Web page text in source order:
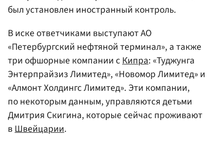
был установлен иностранный контроль.
В иске ответчиками выступают АО
«Петербургский нефтяной терминал», а также
три офшорные компании с Кипра: «Туджунга
Энтерпрайзиз Лимитед», «Новомор Лимитед» и
«Алмонт Холдингс Лимитед». Эти компании,
по некоторым данным, управляются детьми
Дмитрия Скигина, которые сейчас проживают
в Швейцарии.